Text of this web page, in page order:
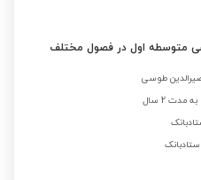
طوسی
2 سال